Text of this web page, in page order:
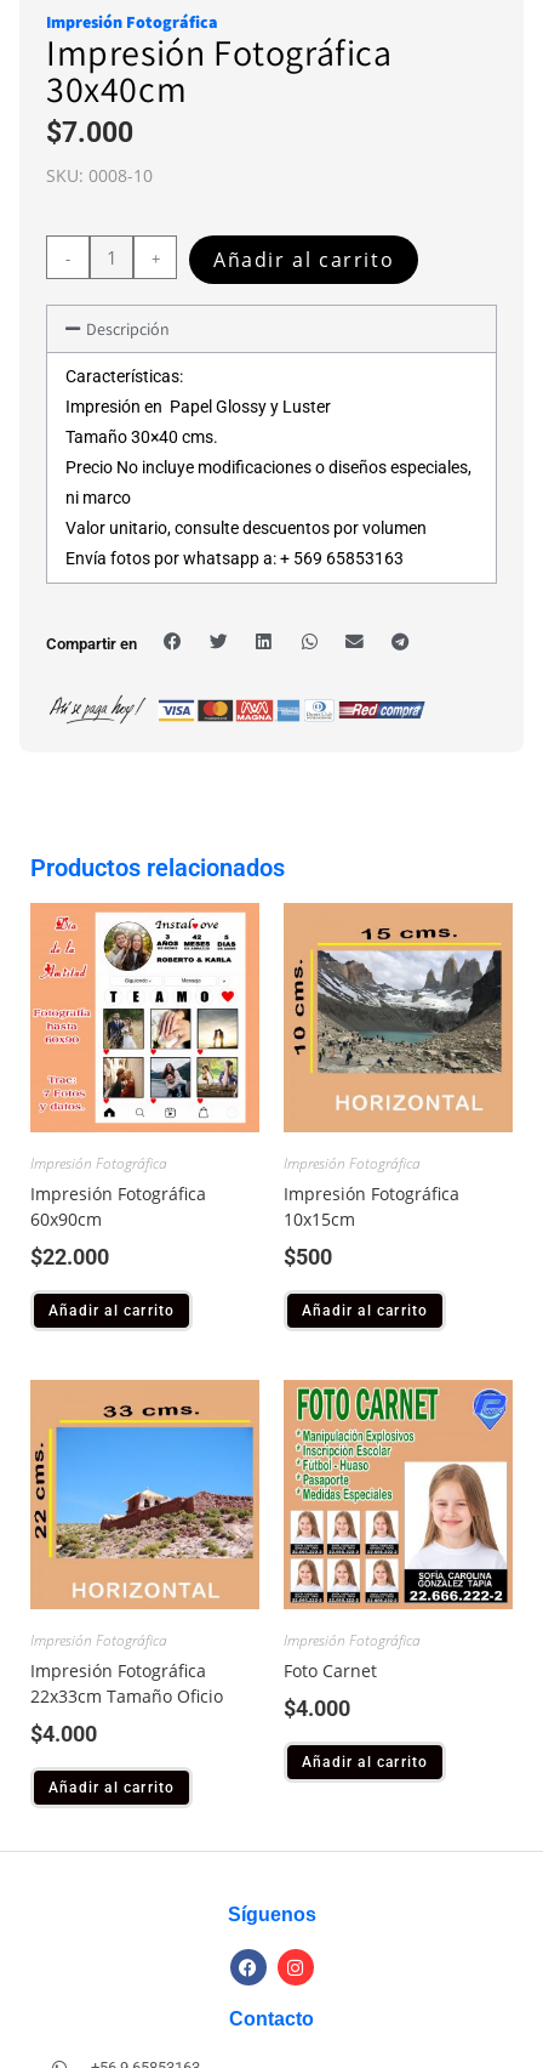
Impresión Fotográfica
Impresión Fotográfica
30x40cm
$7.000
SKU: 0008-10
- + Añadir al carrito
Descripción
Características:
Impresión en Papel Glossy y Luster
Tamaño 30×40 cms.
Precio No incluye modificaciones o diseños especiales,
ni marco
Valor unitario, consulte descuentos por volumen
Envía fotos por whatsapp a: + 569 65853163
Compartir en
Productos relacionados
Impresión Fotográfica
Impresión Fotográfica
60x90cm
$22.000
Añadir al carrito
Impresión Fotográfica
Impresión Fotográfica
10x15cm
$500
Añadir al carrito
Impresión Fotográfica
Impresión Fotográfica
22x33cm Tamaño Oficio
$4.000
Añadir al carrito
Impresión Fotográfica
Foto Carnet
$4.000
Añadir al carrito
Síguenos
Contacto